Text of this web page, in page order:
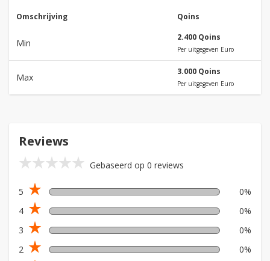
Omschrijving Qoins
Min
2.400 Qoins
Per uitgegeven Euro
Max
3.000 Qoins
Per uitgegeven Euro
Reviews
star_ratestar_ratestar_ratestar_ratestar_rate Gebaseerd op 0 reviews
5 star_rate
0%
4 star_rate
0%
3 star_rate
0%
2 star_rate 0%